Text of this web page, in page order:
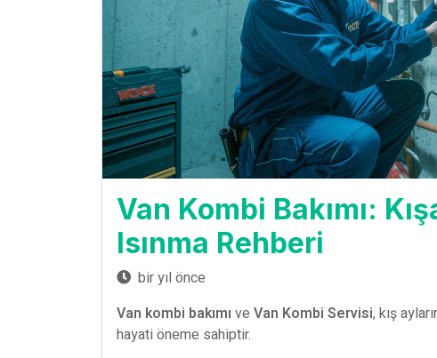
Van Kombi Bakımı:
Isınma Rehberi
bir yıl önce
Van kombi bakımı ve Van Kombi Servisi, kış
hayati öneme sahiptir.